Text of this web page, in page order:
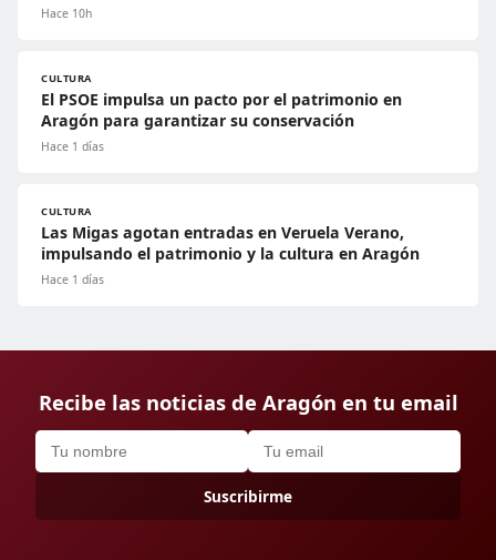
Hace 10h
CULTURA
El PSOE impulsa un pacto por el patrimonio en
Aragón para garantizar su conservación
Hace 1 días
CULTURA
Las Migas agotan entradas en Veruela Verano,
impulsando el patrimonio y la cultura en Aragón
Hace 1 días
Recibe las noticias de Aragón en tu email
Suscribirme